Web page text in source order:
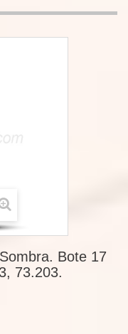
Bote 17
73.203.